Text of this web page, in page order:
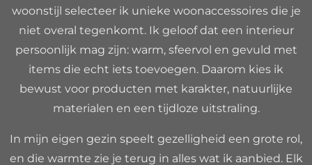
woonstijl selecteer ik unieke woonaccessoires die je
niet overal tegenkomt. Ik geloof dat een interieur
persoonlijk mag zijn: warm, sfeervol en gevuld met
items die echt iets toevoegen. Daarom kies ik
bewust voor producten met karakter, natuurlijke
materialen en een tijdloze uitstraling.
In mijn eigen gezin speelt gezelligheid een grote rol,
en die warmte zie je terug in alles wat ik aanbied. Elk